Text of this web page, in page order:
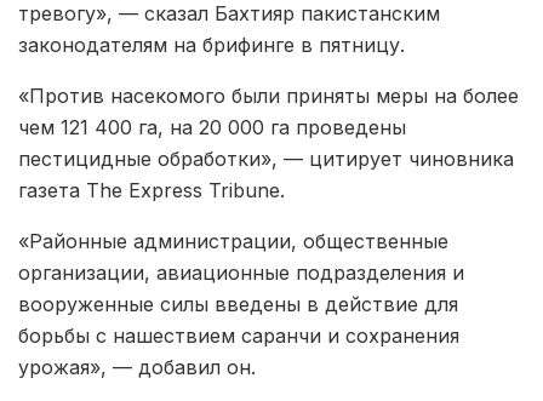
тревогу», — сказал Бахтияр пакистанским
законодателям на брифинге в пятницу.
«Против насекомого были приняты меры на более
чем 121 400 га, на 20 000 га проведены
пестицидные обработки», — цитирует чиновника
газета The Express Tribune.
«Районные администрации, общественные
организации, авиационные подразделения и
вооруженные силы введены в действие для
борьбы с нашествием саранчи и сохранения
урожая», — добавил он.